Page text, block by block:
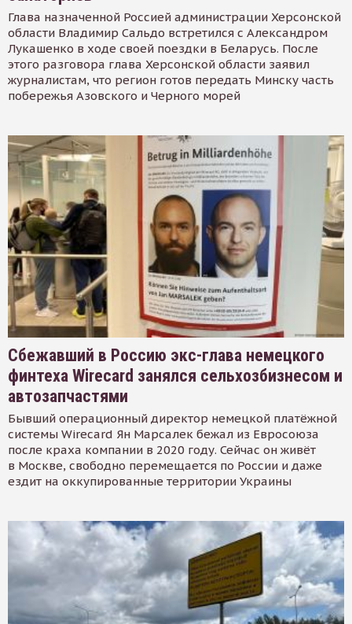
Глава назначенной Россией администрации Херсонской
области Владимир Сальдо встретился с Александром
Лукашенко в ходе своей поездки в Беларусь. После
этого разговора глава Херсонской области заявил
журналистам, что регион готов передать Минску часть
побережья Азовского и Черного морей
Сбежавший в Россию экс-глава немецкого
финтеха Wirecard занялся сельхозбизнесом и
автозапчастями
Бывший операционный директор немецкой платёжной
системы Wirecard Ян Марсалек бежал из Евросоюза
после краха компании в 2020 году. Сейчас он живёт
в Москве, свободно перемещается по России и даже
ездит на оккупированные территории Украины